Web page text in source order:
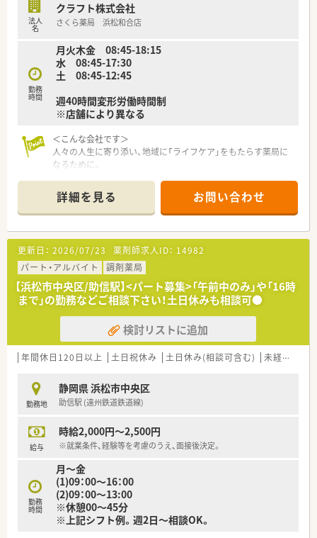
【法人特徴について】
■浜松市を中心に20店舗近くを展開する成長企業で、代表自ら
ています。
■「従業員を大切にしたい」という社長の思いが強く、制度で縛
り付けるのではなく個々の自主性やライフスタイルを尊重する
■浜松市内に店舗の8割が集中しているドミナント展開の強みを
活かし、急な欠員時にも即座にヘルプを送れる体制を構築してい
法人
名
クラフト株式会社
さくら薬局 浜松和合店
勤務
時間
月火木金 08:45-18:15
水 08:45-17:30
土 08:45-12:45
週40時間変形労働時間制
※店舗により異なる
＜こんな会社です＞
人々の人生に寄り添い、地域に「ライフケア」をもたらす薬局に
なるために。
りひとりの人生に寄り添い、質の高い医療サービスを届ける薬剤
師を求め育てています。
＜特徴・ポイントのご紹介＞
★薬剤師を守る独自システム
業務をサポートするために様々なシステムを独自開発していま
す。
その一つが約20年前から導入され、進化を続けている調剤シス
テム「SPITS」。
処方箋受付から一連の調剤業務を連動させ、業務効率化を図るほ
か、
調剤過誤防止機能を高め、患者様と働くスタッフを守っていま
す。
システム改修が必要な制度変更があった場合も、迅速に対応でき
★刷新された新規採用者研修
中途入社ならではの悩みを解消し、さくら薬局グループのビジョ
同期入社の方との繋がりを踏まえ、『さくら薬局の薬剤師』とし
て、安心してキャリアをスタートいただくための研修です。
門の体系的な研修をご用意。
安心して飛び込める体制が整備されています。
★業界トップクラスの認定薬局数と盤石化を図る組織体制
全店舗で地域連携薬局を目指している地域に根差した調剤薬局
詳細を見る お問い合わせ
更新日： 2026/07/23 薬剤師求人ID： 14982
パート・アルバイト
調剤薬局
【浜松市中央区/助信駅】<パート募集>「午前中のみ」や「16時
まで」の勤務などご相談下さい！土日休みも相談可●
検討リストに追加
年間休日120日以上 土日祝休み 土日休み(相談可含む) 未経験可
勤務地
静岡県 浜松市中央区
助信駅 (遠州鉄道鉄道線)
給与
時給2,000円～2,500円
※就業条件、経験等を考慮のうえ、面接後決定。
勤務
時間
月～金
(1)09：00～16：00
(2)09：00～13:00
※休憩00～45分
※上記シフト例。週2日～相談OK。